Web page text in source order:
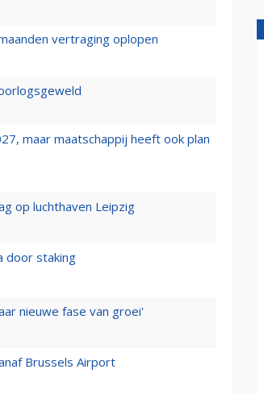
vertraging oplopen
maar maatschappij heeft ook plan
op luchthaven Leipzig
door staking
nieuwe fase van groei'
Brussels Airport